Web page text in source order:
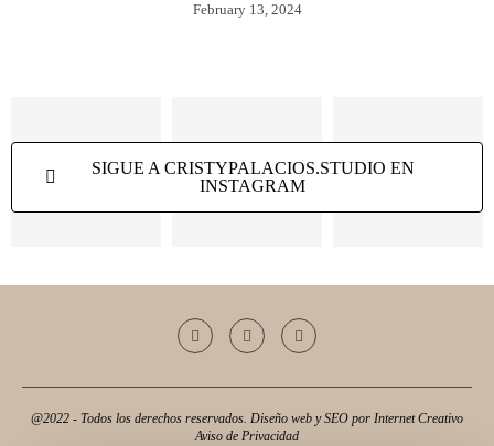
February 13, 2024
SIGUE A CRISTYPALACIOS.STUDIO EN
INSTAGRAM
@2022 - Todos los derechos reservados. Diseño web y SEO por Internet Creativo
Aviso de Privacidad